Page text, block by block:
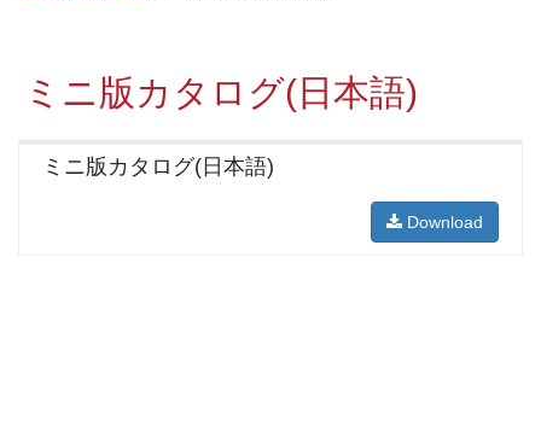
ミニ版カタログ(日本語)
ミニ版カタログ(日本語)
Download